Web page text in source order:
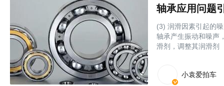
轴承应用问题
(3) 润滑因素引起的
轴承产生振动和噪声
滑剂，调整其润滑剂
小袁爱拍车